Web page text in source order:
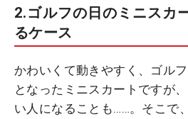
2.ゴルフの日のミニスカ
るケース
かわいくて動きやすく、ゴル
となったミニスカートですが
い人になることも……。そこで